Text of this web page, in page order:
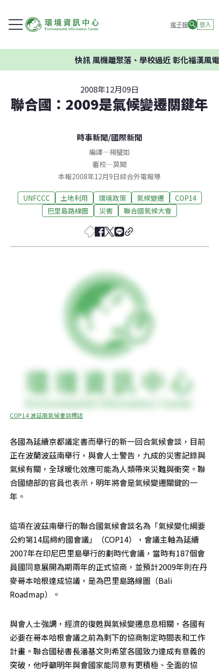
電子報 登入
快訊風機離聚落、學校過近 彰化福漢風電
2008年12月09日
聯合國：2009是氣候變遷關鍵年
時事新聞/國際新聞
編譯—楊璧如
審校—莫聞
本報2008年12月9日綜合外電報導
UNFCCC 土地利用 環境政策 氣候變遷
COP14
巴里島路線圖
災害 聯合國氣候大會
COP14 波茲南氣候會談標誌
各國為延續京都議定書而舉行的新一回合氣候會談，目前
正在波蘭波茲南舉行，與會人士警告，九成的災害記錄與
氣候有關，全球暖化效應可能為人類帶來災難與衝突。聯
合國總部的官員也表示，明年將會是氣候變遷關鍵的一
年。
這項在波茲南舉行的聯合國氣候會談名為「氣候變化綱要
公約第14屆締約國會議」（COP14），會議主軸為延續
2007年在印尼巴里島舉行的劃時代會議，當時有187個會
員國同意展開為期兩年的正式協商，並預計2009年則在丹
麥哥本哈根達成協議，是為巴里島路線圖（Bali
Roadmap）。
與會人士強調，經濟的復甦與氣候變遷息息相關，各國有
必要在哥本哈根會議之前為剩下的協商制定時間表和工作
計畫。聯合國秘書長潘基文則希望各國致力達成有意義的
突破，他呼籲明年與會國家能同意有更積極、全面的協